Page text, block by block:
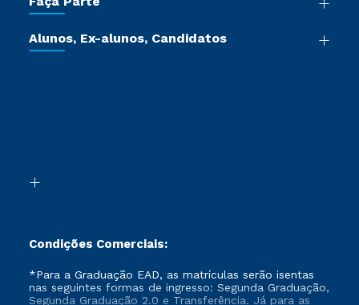
Certificadoras
Jornada do Aluno
Pós-graduação
Cursos Livres
Vestibular Redação
Formação Pedagógica - R2
Alunos, Ex-alunos, Candidatos
Condições Comerciais:
*Para a Graduação EAD, as matrículas serão isentas
nas seguintes formas de ingresso: Segunda Graduação,
Segunda Graduação 2.0 e Transferência. Já para as